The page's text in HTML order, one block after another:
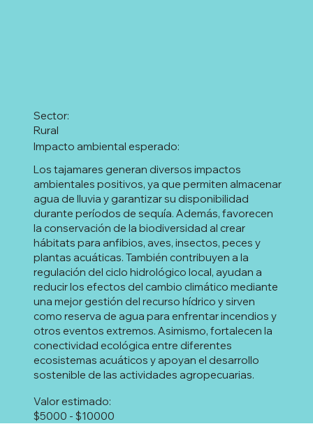
Rural
Sector:
Los tajamares generan diversos impactos
ambientales positivos, ya que permiten almacenar
agua de lluvia y garantizar su disponibilidad
durante períodos de sequía. Además, favorecen
la conservación de la biodiversidad al crear
hábitats para anfibios, aves, insectos, peces y
plantas acuáticas. También contribuyen a la
regulación del ciclo hidrológico local, ayudan a
reducir los efectos del cambio climático mediante
una mejor gestión del recurso hídrico y sirven
como reserva de agua para enfrentar incendios y
otros eventos extremos. Asimismo, fortalecen la
conectividad ecológica entre diferentes
ecosistemas acuáticos y apoyan el desarrollo
sostenible de las actividades agropecuarias.
Impacto ambiental esperado:
$5000 - $10000
Valor estimado: